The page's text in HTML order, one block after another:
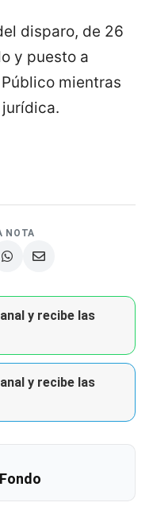
disparo, de 26
y puesto a
mientras
NOTA
y recibe las
y recibe las